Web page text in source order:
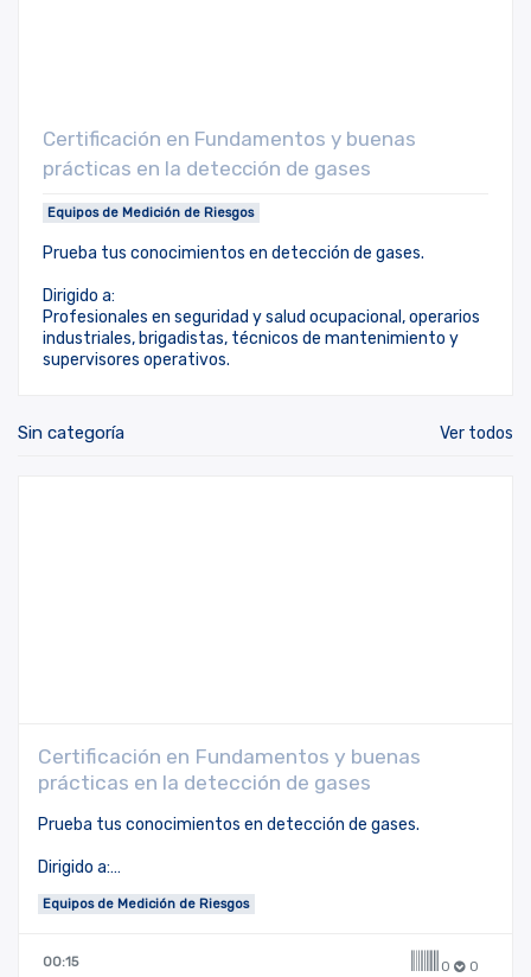
Certificación en Fundamentos y buenas
prácticas en la detección de gases
Equipos de Medición de Riesgos
Prueba tus conocimientos en detección de gases.
Dirigido a:
Profesionales en seguridad y salud ocupacional, operarios
industriales, brigadistas, técnicos de mantenimiento y
supervisores operativos.
Sin categoría Ver todos
Certificación en Fundamentos y buenas
prácticas en la detección de gases
Prueba tus conocimientos en detección de gases.
Dirigido a:
industriales, brigadistas, técnicos de mantenimiento y
Equipos de Medición de Riesgos
00:15 0 0